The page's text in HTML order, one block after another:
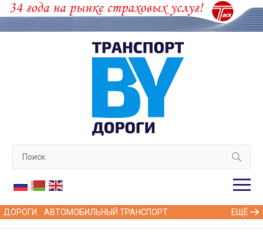
ДОРОГИ АВТОМОБИЛЬНЫЙ ТРАНСПОРТ ЕЩЁ